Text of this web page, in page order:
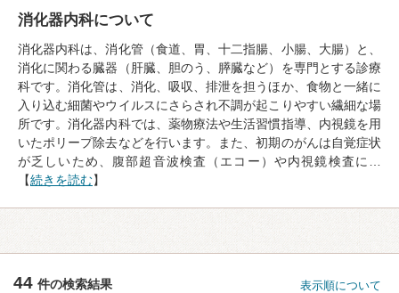
消化器内科について
消化器内科は、消化管（食道、胃、十二指腸、小腸、大腸）と、
消化に関わる臓器（肝臓、胆のう、膵臓など）を専門とする診療
科です。消化管は、消化、吸収、排泄を担うほか、食物と一緒に
入り込む細菌やウイルスにさらされ不調が起こりやすい繊細な場
所です。消化器内科では、薬物療法や生活習慣指導、内視鏡を用
いたポリープ除去などを行います。また、初期のがんは自覚症状
が乏しいため、腹部超音波検査（エコー）や内視鏡検査に…
【続きを読む】
44 件の検索結果 表示順について